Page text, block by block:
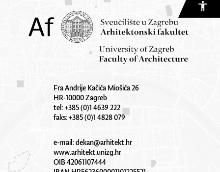
Fra Andrije Kačića Miošića 26
HR-10000 Zagreb
tel: +385 (0)1 4639 222
faks: +385 (0)1 4828 079
e-mail:dekan@arhitekt.hr
www.arhitekt.unizg.hr
OIB 42061107444